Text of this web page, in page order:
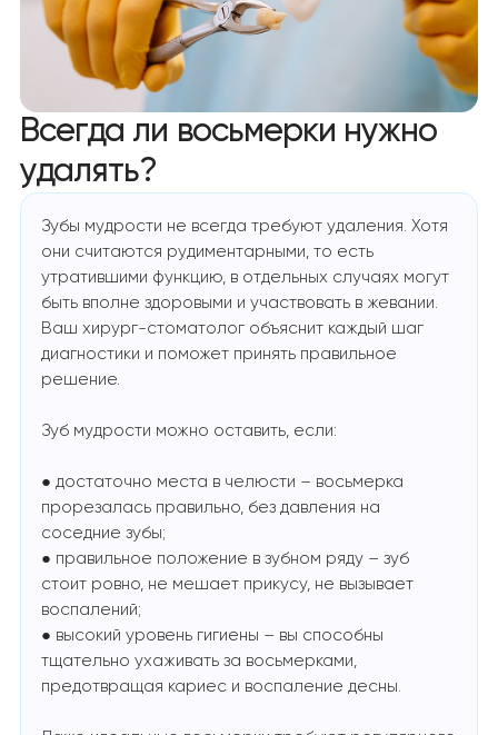
Всегда ли восьмерки нужно
удалять?
Зубы мудрости не всегда требуют удаления. Хотя
они считаются рудиментарными, то есть
утратившими функцию, в отдельных случаях могут
быть вполне здоровыми и участвовать в жевании.
Ваш хирург-стоматолог объяснит каждый шаг
диагностики и поможет принять правильное
решение.
Зуб мудрости можно оставить, если:
● достаточно места в челюсти – восьмерка
прорезалась правильно, без давления на
соседние зубы;
● правильное положение в зубном ряду – зуб
стоит ровно, не мешает прикусу, не вызывает
воспалений;
● высокий уровень гигиены – вы способны
тщательно ухаживать за восьмерками,
предотвращая кариес и воспаление десны.